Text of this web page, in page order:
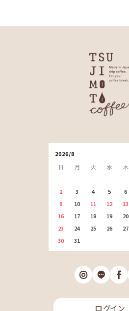
2026/8
日
月 火 水 木
2
3 4 5 6
9
10 11 12 13
16
17 18 19 20
23
24 25 26 27
30
31
ログイン